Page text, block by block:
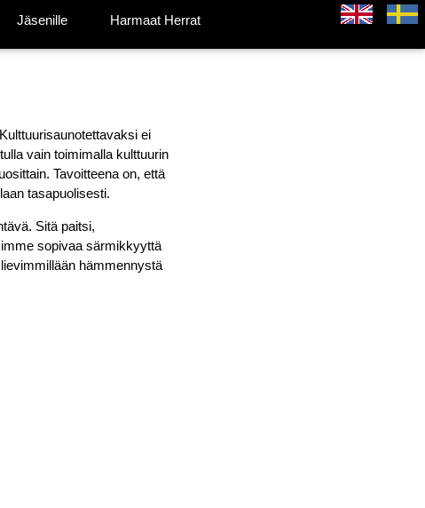
Jäsenille Harmaat Herrat
ei
vain toimimalla kulttuurin
Tavoitteena on, että
tasapuolisesti.
Sitä paitsi,
sopivaa särmikkyyttä
hämmennystä